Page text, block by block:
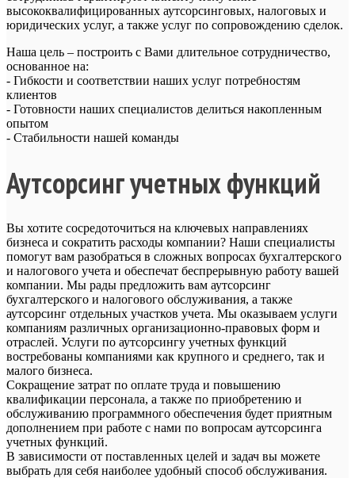
высококвалифицированных аутсорсинговых, налоговых и
юридических услуг, а также услуг по сопровождению сделок.
Наша цель – построить с Вами длительное сотрудничество,
основанное на:
- Гибкости и соответствии наших услуг потребностям
клиентов
- Готовности наших специалистов делиться накопленным
опытом
- Стабильности нашей команды
Аутсорсинг учетных функций
Вы хотите сосредоточиться на ключевых направлениях
бизнеса и сократить расходы компании? Наши специалисты
помогут вам разобраться в сложных вопросах бухгалтерского
и налогового учета и обеспечат беспрерывную работу вашей
компании. Мы рады предложить вам аутсорсинг
бухгалтерского и налогового обслуживания, а также
аутсорсинг отдельных участков учета. Мы оказываем услуги
компаниям различных организационно-правовых форм и
отраслей. Услуги по аутсорсингу учетных функций
востребованы компаниями как крупного и среднего, так и
малого бизнеса.
Сокращение затрат по оплате труда и повышению
квалификации персонала, а также по приобретению и
обслуживанию программного обеспечения будет приятным
дополнением при работе с нами по вопросам аутсорсинга
учетных функций.
В зависимости от поставленных целей и задач вы можете
выбрать для себя наиболее удобный способ обслуживания.